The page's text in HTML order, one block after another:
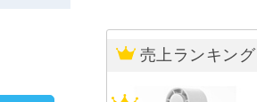
売上ランキング